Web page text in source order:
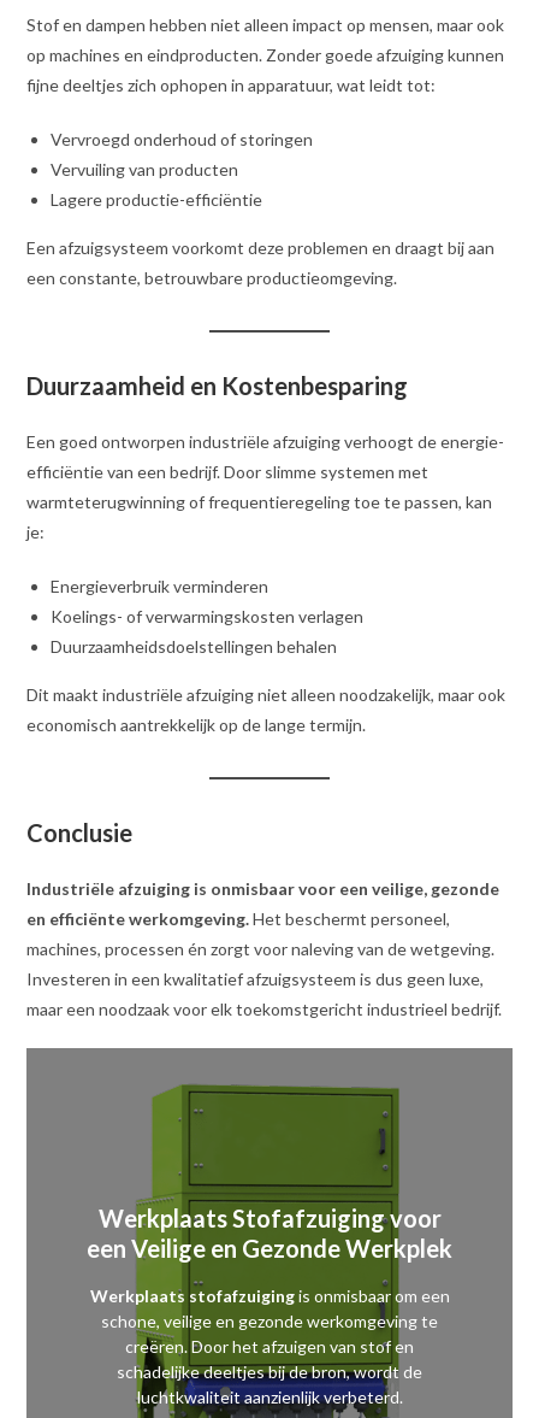
Stof en dampen hebben niet alleen impact op mensen, maar ook
op machines en eindproducten. Zonder goede afzuiging kunnen
fijne deeltjes zich ophopen in apparatuur, wat leidt tot:
Vervroegd onderhoud of storingen
Vervuiling van producten
Lagere productie-efficiëntie
Een afzuigsysteem voorkomt deze problemen en draagt bij aan
een constante, betrouwbare productieomgeving.
Duurzaamheid en Kostenbesparing
Een goed ontworpen industriële afzuiging verhoogt de energie-
efficiëntie van een bedrijf. Door slimme systemen met
warmteterugwinning of frequentieregeling toe te passen, kan
je:
Energieverbruik verminderen
Koelings- of verwarmingskosten verlagen
Duurzaamheidsdoelstellingen behalen
Dit maakt industriële afzuiging niet alleen noodzakelijk, maar ook
economisch aantrekkelijk op de lange termijn.
Conclusie
Industriële afzuiging is onmisbaar voor een veilige, gezonde
en efficiënte werkomgeving.Het beschermt personeel,
machines, processen én zorgt voor naleving van de wetgeving.
Investeren in een kwalitatief afzuigsysteem is dus geen luxe,
maar een noodzaak voor elk toekomstgericht industrieel bedrijf.
Werkplaats Stofafzuiging voor
een Veilige en Gezonde Werkplek
Werkplaats stofafzuigingis onmisbaar om een
schone, veilige en gezonde werkomgeving te
creëren. Door het afzuigen van stof en
schadelijke deeltjes bij de bron, wordt de
luchtkwaliteit aanzienlijk verbeterd.